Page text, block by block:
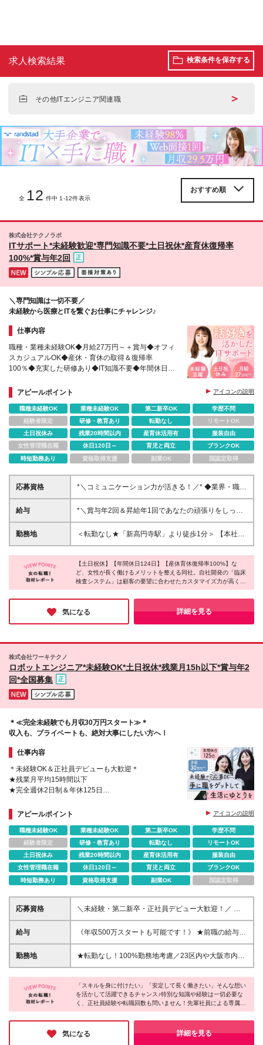
求人検索結果 検索条件を保存する
その他ITエンジニア関連職 ＞
全 12 件中 1-12件表示
株式会社テクノラボ
ITサポート*未経験歓迎*専門知識不要*土日祝休*産育休復帰率
100%*賞与年2回
＼専門知識は一切不要／
未経験から医療とITを繋ぐお仕事にチャレンジ♪
仕事内容
職種・業種未経験OK◆月給27万円～＋賞与◆オフィ
スカジュアルOK◆産休・育休の取得＆復帰率
100％◆充実した研修あり◆IT知識不要◆年間休日
短勤務あり◆転勤なし
アピールポイント アイコンの説明
職種未経験OK 業種未経験OK 第二新卒OK
学歴不問
経験者限定
研修・教育あり 転勤なし
リモートOK
土日祝休み
残業20時間以内 産育休活用有
服装自由
女性管理職在籍
休日120日～ 育児と両立
ブランクOK
時短勤務あり
資格取得支援 副業OK 国認定取得
応募資格
*＼コミュニケーション力が活きる！／* ◆業界・職種
未経験OK ◆学歴不問 ◆第二新卒OK *＼こんな想いを
お持ちの方にピッタリ／* ◆安定企業で腰を据えて長
が好きな方 ◆誰かをサポートする仕事にやりがいを
感じる方
給与
*＼賞与年2回＆昇給年1回であなたの頑張りをしっか
り評価／* ◆月給27万円～＋賞与年2回＋各種手当 ※
経験・能力を考慮の上、決定いたします。 ※試用期間
す。超過分は別途全額支給いたします。
勤務地
＜転勤なし★「新高円寺駅」より徒歩1分＞ 【本社】
東京都杉並区梅里1-7-7 新高円寺ツインビル8F (変更
の範囲)上記を除く当社関連勤務地
【土日祝休】【年間休日124日】【産休育休復帰率100%】な
ど、女性が長く働けるメリットを整える同社。自社開発の「臨床
検査システム」は顧客の要望に合わせたカスタマイズ力が高く、
リピート率は驚異の90%を誇ります！売上の9割が既存顧客から
のご依頼のため、数字に追われることなく穏やかな雰囲気で働け
ることが魅力。安定した医療業界で、働きやすさもやりがいも両
方手に入れたい方にピッタリの企業です♪
気になる 詳細を見る
株式会社ワーキテクノ
ロボットエンジニア*未経験OK*土日祝休*残業月15h以下*賞与年2
回*全国募集
＊≪完全未経験でも月収30万円スタート≫＊
収入も、プライベートも、絶対大事にしたい方へ！
仕事内容
＊未経験OK＆正社員デビューも大歓迎＊
★残業月平均15時間以下
★完全週休2日制＆年休125日
★年収500万円のスタートOK
アピールポイント アイコンの説明
職種未経験OK 業種未経験OK 第二新卒OK
学歴不問
経験者限定
研修・教育あり 転勤なし
リモートOK
土日祝休み
残業20時間以内 産育休活用有
服装自由
女性管理職在籍
休日120日～ 育児と両立
ブランクOK
時短勤務あり
資格取得支援 副業OK 国認定取得
応募資格
＼未経験・第二新卒・正社員デビュー大歓迎！／ ☆
アパレルや飲食、ビルメンテ、職人、営業など、異業
種出身の社員が多数活躍中です！ ■20～30代の若手中
不問 ▼未経験入社の先輩に聞いた“会社の魅力” 「接客
業からの未経験入社です。『私にパソコンを使った仕
な研修やプロジェクトリーダーの定期的な面談やサポ
ートのおかげで、少しずつ仕事の幅を広げられていま
す！」W・Hさん
給与
《年収500万スタートも可能です！》 ★前職の給与を
最大限に考慮します！ ★年収が前職より170万円アッ
プした実績あり 【経験者】 ■月給35万円～80万円＋
圏以外】 ■月給28万円～38万円＋各種手当＋賞与年2
回 ※首都圏以外は月給28万円～となります ※上記月
給は月10時間分の固定残業代(2万1200円～)を含みま
勤務地
★転勤なし！100%勤務地考慮／23区内や大阪市内な
ど、全国47都道府県で積極採用中！★ ご自宅から通
いやすいエリアや希望するエリアのプロジェクトをご
担当いただきます。 ★直行直帰OK◎ ★U・Iターン歓
迎 ★会社都合の転勤なし！ご家族の転勤などに合わ
せた勤務先の変更はOK◎ ★大阪・東京・名古屋・福
岡への引っ越し補助制度有 ◇自宅から通える範囲で
働きたい ◇出張したい ◇ライフイベントにマッチし
た働き方を叶えたい など、希望のワークスタイルを
「スキルを身に付けたい」「安定して長く働きたい」そんな想い
を活かして活躍できるチャンス♪特別な知識や経験は一切必要な
く、正社員経験や転職回数も問いません！先輩社員による専属サ
ポートやひとりぼっちにしない業務体制など、未経験の方でも安
心してチャレンジできる環境を整えています◎面接もラフな雰囲
気で行っておりますので、まずは一度お会いしてお話ししましょ
う♪
気になる 詳細を見る